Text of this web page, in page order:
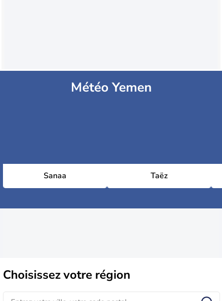
Météo Yemen
Sanaa Taëz
Choisissezvotre région